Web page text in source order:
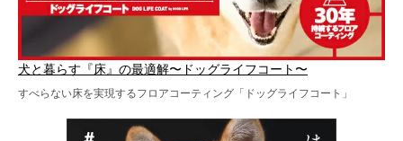
犬と暮らす『床』の最適解〜ドッグライフコート〜
すべらない床を実現するフロアコーティング「ドッグライフコート」